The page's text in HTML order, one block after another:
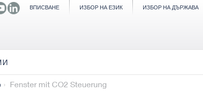
ВПИСВАНЕ ИЗБОР НА ЕЗИК ИЗБОР НА ДЪРЖАВА
Fenster mit CO2 Steuerung